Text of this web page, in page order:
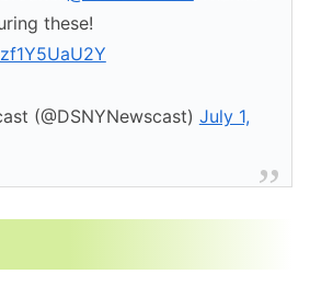
these!
(@DSNYNewscast) July 1,